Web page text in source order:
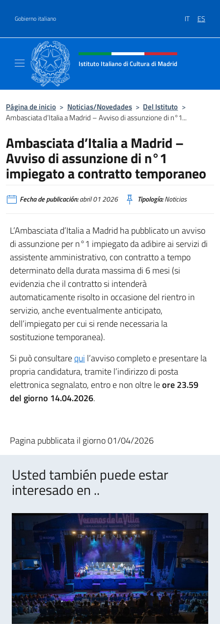
Gobierno italiano IT ES
Encabezado del sitio web,
Istituto Italiano di Cultura di Madrid
Página de inicio > Noticias/Novedades > Del Istituto >
Ambasciata d’Italia a Madrid – Avviso di assunzione di n°1...
Ambasciata d’Italia a Madrid –
Avviso di assunzione di n°1
impiegato a contratto temporaneo
Fecha de publicación:abril 01 2026 Tipología:Noticias
L’Ambasciata d’Italia a Madrid ha pubblicato un avviso
di assunzione per n°1 impiegato da adibire ai servizi di
assistente amministrativo, con contratto a tempo
determinato della durata massima di 6 mesi (si
evidenzia che il contratto si intenderà
automaticamente risolto in occasione del rientro in
servizio, anche eventualmente anticipato,
dell’impiegato per cui si rende necessaria la
sostituzione temporanea).
Si può consultarequi l’avviso completo e presentare la
propria candidatura, tramite l’indirizzo di posta
elettronica segnalato, entro e non oltre leore 23.59
del giorno 14.04.2026.
Pagina pubblicata il giorno 01/04/2026
Usted también puede estar
interesado en ..